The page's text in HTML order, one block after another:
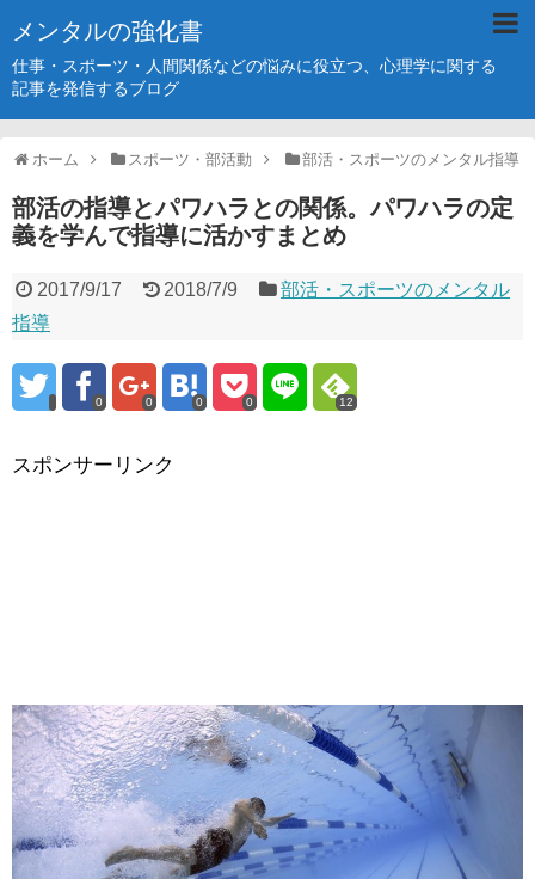
メンタルの強化書
仕事・スポーツ・人間関係などの悩みに役立つ、心理学に関する
記事を発信するブログ
ホーム スポーツ・部活動 部活・スポーツのメンタル指導
部活の指導とパワハラとの関係。パワハラの定
義を学んで指導に活かすまとめ
2017/9/17 2018/7/9
部活・スポーツのメンタル
指導
0 0 0 0 12
スポンサーリンク